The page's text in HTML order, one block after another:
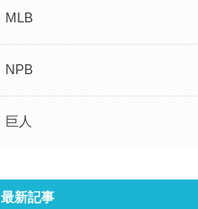
MLB
NPB
巨人
最新記事